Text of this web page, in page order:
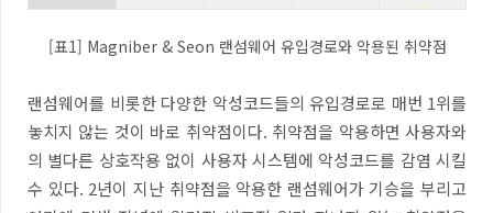
[표1] Magniber & Seon 랜섬웨어 유입경로와 악용된 취약점
랜섬웨어를 비롯한 다양한 악성코드들의 유입경로로 매번 1위를
놓치지 않는 것이 바로 취약점이다. 취약점을 악용하면 사용자와
의 별다른 상호작용 없이 사용자 시스템에 악성코드를 감염 시킬
수 있다. 2년이 지난 취약점을 악용한 랜섬웨어가 기승을 부리고